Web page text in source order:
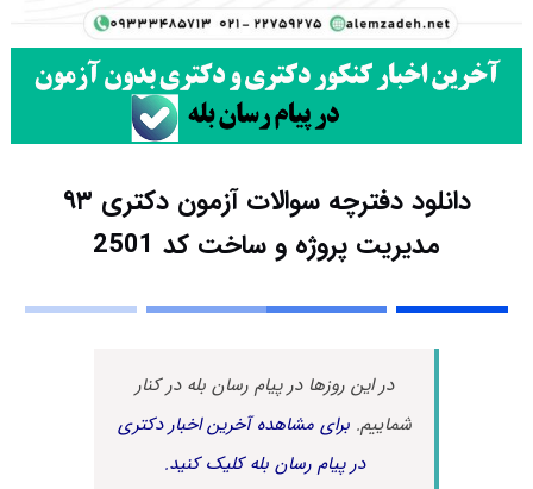
دانلود دفترچه سوالات آزمون دکتری ۹۳
مدیریت پروژه و ساخت کد 2501
در این روزها در پیام رسان بله در کنار
شماییم.برای مشاهده آخرین اخبار دکتری
در پیام رسان بله کلیک کنید.